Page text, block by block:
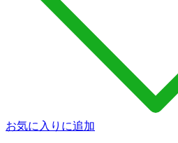
お気に入りに追加